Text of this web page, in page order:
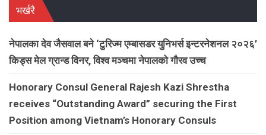
भर्खरै
नेपालका देव जैसवाल बने ‘टुरिज्म एम्बासडर युनिभर्स इन्टरनेशनल २०२६’
किड्स मेल ग्रान्ड विनर, विश्व मञ्चमा नेपालको गौरव उच्च
Honorary Consul General Rajesh Kazi Shrestha
receives “Outstanding Award” securing the First
Position among Vietnam’s Honorary Consuls